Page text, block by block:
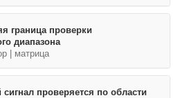
граница проверки
диапазона
| матрица
проверяется по области